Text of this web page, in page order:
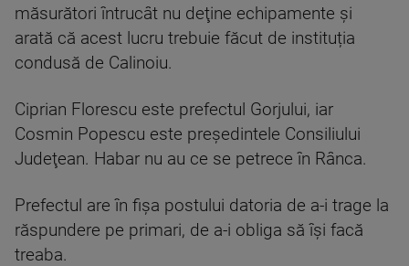
măsurători întrucât nu deţine echipamente şi
arată că acest lucru trebuie făcut de instituția
condusă de Calinoiu.
Ciprian Florescu este prefectul Gorjului, iar
Cosmin Popescu este preşedintele Consiliului
Judeţean. Habar nu au ce se petrece în Rânca.
Prefectul are în fişa postului datoria de a-i trage la
răspundere pe primari, de a-i obliga să îşi facă
treaba.